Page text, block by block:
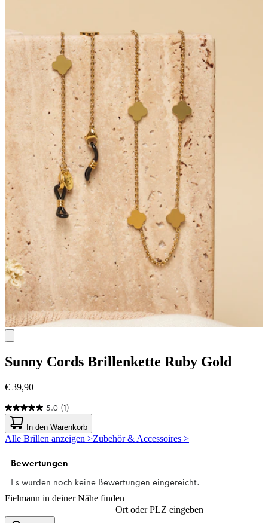
Sunny Cords Brillenkette Ruby Gold
€ 39,90
5.0 (1)
5.0
von
5
Sternen.
Bewertung
In den Warenkorb
Alle Brillen anzeigen >Zubehör & Accessoires >
Fielmann in deiner Nähe finden
Ort oder PLZ eingeben